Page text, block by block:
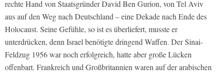
rechte Hand von Staatsgründer David Ben Gurion, von Tel Aviv
aus auf den Weg nach Deutschland – eine Dekade nach Ende des
Holocaust. Seine Gefühle, so ist es überliefert, musste er
unterdrücken, denn Israel benötigte dringend Waffen. Der Sinai-
Feldzug 1956 war noch erfolgreich, hatte aber große Lücken
offenbart. Frankreich und Großbritannien waren auf der arabischen